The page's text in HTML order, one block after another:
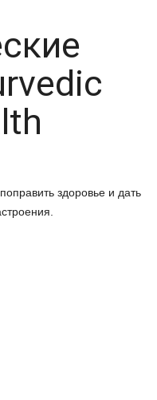
здоровье и дать